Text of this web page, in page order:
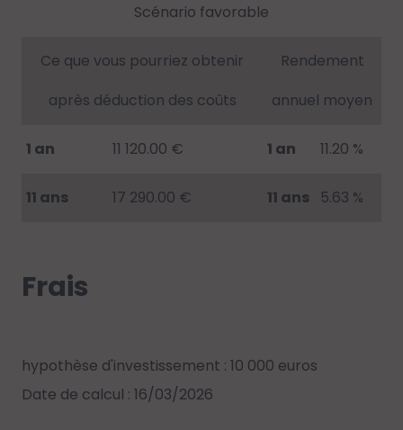
Scénario favorable
Ce que vous pourriez obtenir
après déduction des coûts
Rendement
annuel moyen
1 an 11 120.00 € 1 an 11.20 %
11 ans 17 290.00 € 11 ans 5.63 %
Frais
hypothèse d'investissement : 10 000 euros
Date de calcul : 16/03/2026